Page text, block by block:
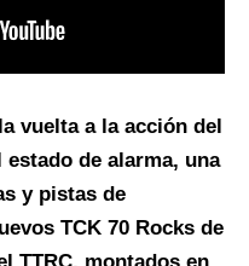
la vuelta a la acción del
de alarma, una
y pistas de
TCK 70 Rocks de